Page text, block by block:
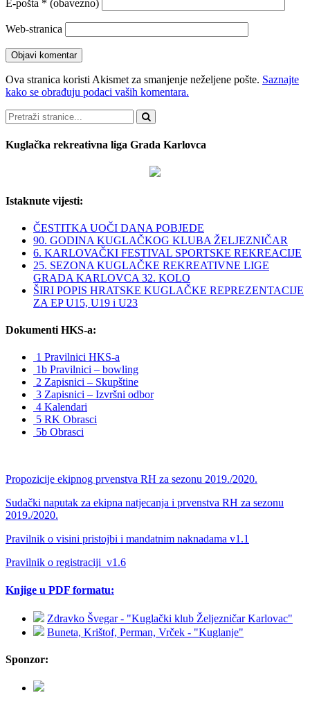
E-pošta * (obavezno)
Web-stranica
Ova stranica koristi Akismet za smanjenje neželjene pošte. Saznajte
kako se obrađuju podaci vaših komentara.
Pretraži
Kuglačka rekreativna liga Grada Karlovca
Istaknute vijesti:
ČESTITKA UOČI DANA POBJEDE
90. GODINA KUGLAČKOG KLUBA ŽELJEZNIČAR
6. KARLOVAČKI FESTIVAL SPORTSKE REKREACIJE
25. SEZONA KUGLAČKE REKREATIVNE LIGE
GRADA KARLOVCA 32. KOLO
ŠIRI POPIS HRATSKE KUGLAČKE REPREZENTACIJE
ZA EP U15, U19 i U23
Dokumenti HKS-a:
1 Pravilnici HKS-a
1b Pravilnici – bowling
2 Zapisnici – Skupštine
3 Zapisnici – Izvršni odbor
4 Kalendari
5 RK Obrasci
5b Obrasci
Propozicije ekipnog prvenstva RH za sezonu 2019./2020.
Sudački naputak za ekipna natjecanja i prvenstva RH za sezonu
2019./2020.
Pravilnik o visini pristojbi i mandatnim naknadama v1.1
Pravilnik o registraciji_v1.6
Knjige u PDF formatu:
Zdravko Švegar - "Kuglački klub Željezničar Karlovac"
Buneta, Krištof, Perman, Vrček - "Kuglanje"
Sponzor: